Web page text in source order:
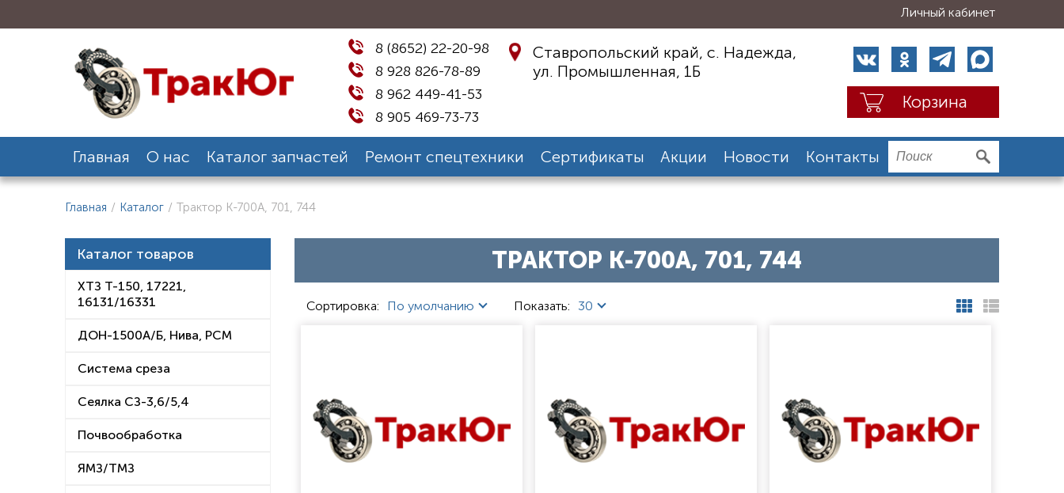
Личный кабинет
8 (8652) 22-20-98
8 928 826-78-89
8 962 449-41-53
8 905 469-73-73
Ставропольский край, с. Надежда,
ул. Промышленная, 1Б
Корзина
Главная О нас Каталог запчастей Ремонт спецтехники Сертификаты Акции Новости Контакты
Главная / Каталог / Трактор К-700А, 701, 744
Каталог товаров
ХТЗ Т-150, 17221,
16131/16331
ДОН-1500А/Б, Нива, РСМ
Система среза
Сеялка СЗ-3,6/5,4
Почвообработка
ЯМЗ/ТМЗ
ТРАКТОР К-700А, 701, 744
Сортировка: По умолчанию Показать: 30